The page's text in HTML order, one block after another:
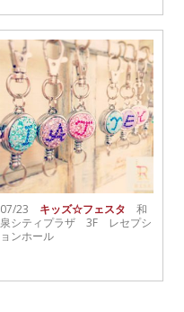
07/23 キッズ☆フェスタ 和
泉シティプラザ 3F レセプシ
ョンホール